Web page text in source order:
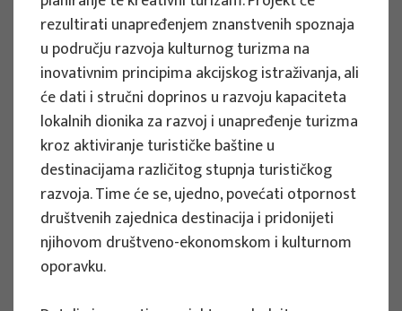
ZNANSTVENI PROJEKTI
Procjena utjecaja klimatskih promjena
na turizam temeljen na prirodi: razvoj
indeksa ranjivosti i otpornosti
zaštićenih područja za upravljanje
strategijama prilagodbe - PACT-VIRA
rezultirati unapređenjem znanstvenih spoznaja
u području razvoja kulturnog turizma na
inovativnim principima akcijskog istraživanja, ali
će dati i stručni doprinos u razvoju kapaciteta
lokalnih dionika za razvoj i unapređenje turizma
kroz aktiviranje turističke baštine u
destinacijama različitog stupnja turističkog
razvoja. Time će se, ujedno, povećati otpornost
društvenih zajednica destinacija i pridonijeti
njihovom društveno-ekonomskom i kulturnom
oporavku.